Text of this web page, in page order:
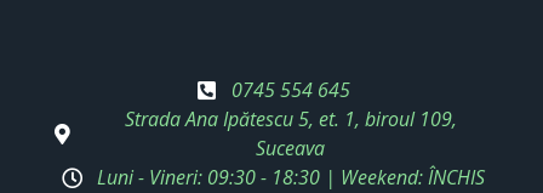
0745 554 645
Strada Ana Ipătescu 5, et. 1, biroul 109,
Suceava
Luni - Vineri: 09:30 - 18:30 | Weekend: ÎNCHIS